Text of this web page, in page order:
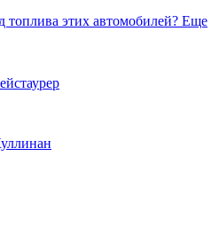
топлива этих автомобилей? Еще